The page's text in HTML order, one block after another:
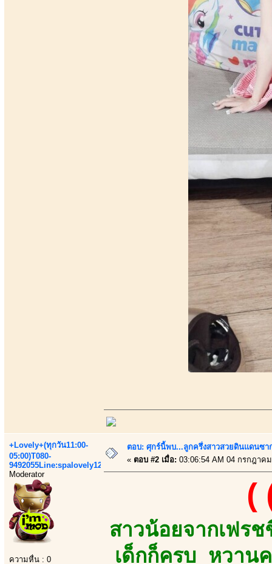
+Lovely+(ทุกวัน11:00-
05:00)T080-
9492055Line:spalovely123
Moderator
ความหื่น : 0
ตอบ: ศุกร์นี้พบ...ลูกครึ่งสาวสวยดินแดนซา
« ตอบ #2 เมื่อ: 03:06:54 AM 04 กรกฎาค
สาวน้อยจากเฟ
เด็กก็ครบ หวาน